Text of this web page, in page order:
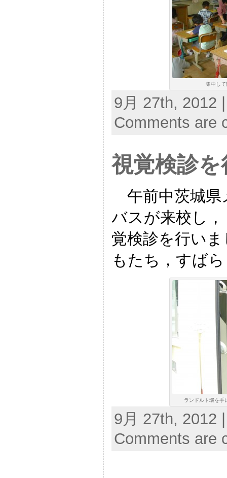
集中し
9月 27th, 2012
Comments are
視覚検診
午前中茨城県
バスが来校し
覚検診を行い
もたち，すば
ランドルト環を手
9月 27th, 2012
Comments are